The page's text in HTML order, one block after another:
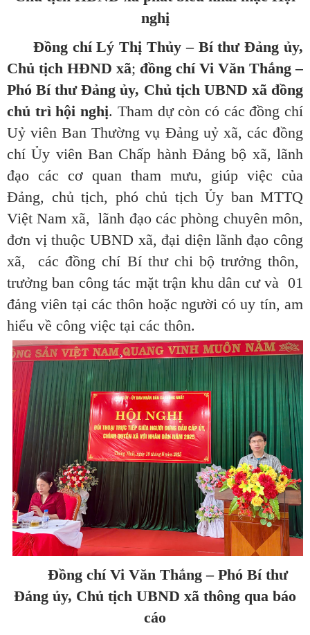
nghị
Đồng chí Lý Thị Thủy – Bí thư Đảng ủy,
Chủ tịch HĐND xã; đồng chí Vi Văn Thắng –
Phó Bí thư Đảng ủy, Chủ tịch UBND xã đồng
chủ trì hội nghị. Tham dự còn có các đồng chí
Uỷ viên Ban Thường vụ Đảng uỷ xã, các đồng
chí Ủy viên Ban Chấp hành Đảng bộ xã, lãnh
đạo các cơ quan tham mưu, giúp việc của
Đảng, chủ tịch, phó chủ tịch Ủy ban MTTQ
Việt Nam xã, lãnh đạo các phòng chuyên môn,
đơn vị thuộc UBND xã, đại diện lãnh đạo công
xã, các đồng chí Bí thư chi bộ trưởng thôn,
trưởng ban công tác mặt trận khu dân cư và 01
đảng viên tại các thôn hoặc người có uy tín, am
hiểu về công việc tại các thôn.
Đồng chí Vi Văn Thắng – Phó Bí thư
Đảng ủy, Chủ tịch UBND xã thông qua báo
cáo